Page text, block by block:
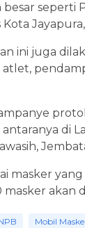
seperti
ini juga
di
masker
akan
Mobil